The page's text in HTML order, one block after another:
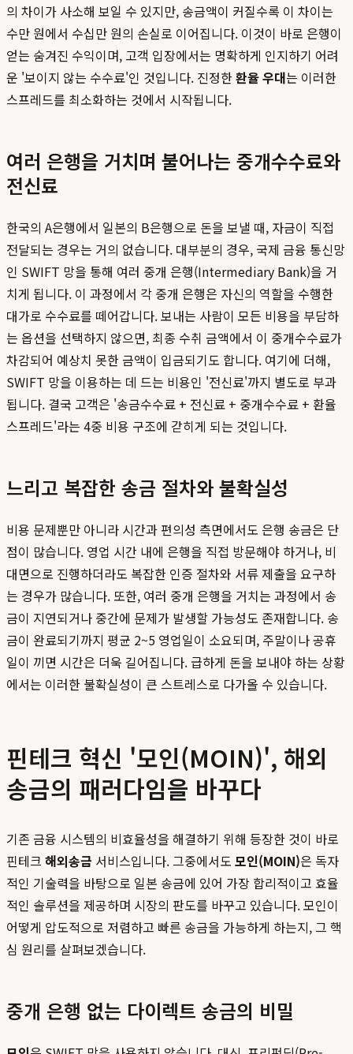
의 차이가 사소해 보일 수 있지만, 송금액이 커질수록 이 차이는
수만 원에서 수십만 원의 손실로 이어집니다. 이것이 바로 은행이
얻는 숨겨진 수익이며, 고객 입장에서는 명확하게 인지하기 어려
운 '보이지 않는 수수료'인 것입니다. 진정한환율 우대는 이러한
스프레드를 최소화하는 것에서 시작됩니다.
여러 은행을 거치며 불어나는 중개수수료와
전신료
한국의 A은행에서 일본의 B은행으로 돈을 보낼 때, 자금이 직접
전달되는 경우는 거의 없습니다. 대부분의 경우, 국제 금융 통신망
인 SWIFT 망을 통해 여러 중개 은행(Intermediary Bank)을 거
치게 됩니다. 이 과정에서 각 중개 은행은 자신의 역할을 수행한
대가로 수수료를 떼어갑니다. 보내는 사람이 모든 비용을 부담하
는 옵션을 선택하지 않으면, 최종 수취 금액에서 이 중개수수료가
차감되어 예상치 못한 금액이 입금되기도 합니다. 여기에 더해,
SWIFT 망을 이용하는 데 드는 비용인 '전신료'까지 별도로 부과
됩니다. 결국 고객은 '송금수수료 + 전신료 + 중개수수료 + 환율
스프레드'라는 4중 비용 구조에 갇히게 되는 것입니다.
느리고 복잡한 송금 절차와 불확실성
비용 문제뿐만 아니라 시간과 편의성 측면에서도 은행 송금은 단
점이 많습니다. 영업 시간 내에 은행을 직접 방문해야 하거나, 비
대면으로 진행하더라도 복잡한 인증 절차와 서류 제출을 요구하
는 경우가 많습니다. 또한, 여러 중개 은행을 거치는 과정에서 송
금이 지연되거나 중간에 문제가 발생할 가능성도 존재합니다. 송
금이 완료되기까지 평균 2~5 영업일이 소요되며, 주말이나 공휴
일이 끼면 시간은 더욱 길어집니다. 급하게 돈을 보내야 하는 상황
에서는 이러한 불확실성이 큰 스트레스로 다가올 수 있습니다.
핀테크 혁신 '모인(MOIN)', 해외
송금의 패러다임을 바꾸다
기존 금융 시스템의 비효율성을 해결하기 위해 등장한 것이 바로
핀테크 해외송금 서비스입니다. 그중에서도 모인(MOIN)은 독자
적인 기술력을 바탕으로 일본 송금에 있어 가장 합리적이고 효율
적인 솔루션을 제공하며 시장의 판도를 바꾸고 있습니다. 모인이
어떻게 압도적으로 저렴하고 빠른 송금을 가능하게 하는지, 그 핵
심 원리를 살펴보겠습니다.
중개 은행 없는 다이렉트 송금의 비밀